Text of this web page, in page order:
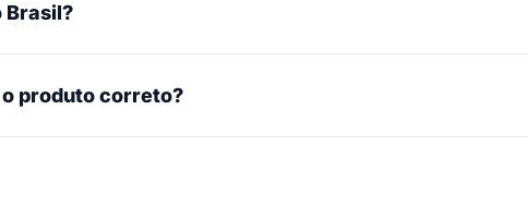
Brasil?
produto correto?